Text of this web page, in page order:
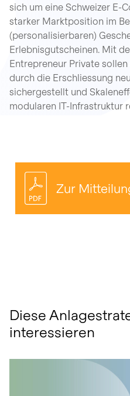
sich um eine Schweizer E-
starker Marktposition im
(personalisierbaren)
Erlebnisgutscheinen. Mit
Entrepreneur Private
durch die Erschliessung
sichergestellt und
modularen IT-Infrastruktur
Zur
Diese
interessieren